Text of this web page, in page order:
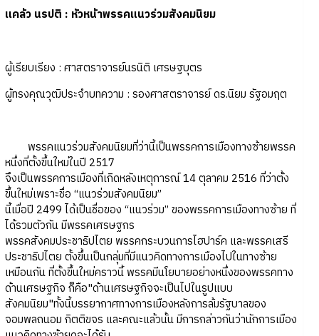
แคล้ว นรปติ : หัวหน้าพรรคแนวร่วมสังคมนิยม
ผู้เรียบเรียง : ศาสตราจารย์นรนิติ เศรษฐบุตร
ผู้ทรงคุณวุฒิประจำบทความ : รองศาสตราจารย์ ดร.นิยม รัฐอมฤต
พรรคแนวร่วมสังคมนิยมที่ว่านี้เป็นพรรคการเมืองทางซ้ายพรรค
หนึ่งที่ตั้งขึ้นใหม่ในปี 2517
จึงเป็นพรรคการเมืองที่เกิดหลังเหตุการณ์ 14 ตุลาคม 2516 ที่ว่าตั้ง
ขึ้นใหม่เพราะชื่อ “แนวร่วมสังคมนิยม”
นี้เมื่อปี 2499 ได้เป็นชื่อของ “แนวร่วม” ของพรรคการเมืองทางซ้าย ที่
ได้รวมตัวกัน มีพรรคเศรษฐกร
พรรคสังคมประชาธิปไตย พรรคกระบวนการไฮปาร์ค และพรรคเสรี
ประชาธิปไตย ตั้งขึ้นเป็นกลุ่มที่มีแนวคิดทางการเมืองไปในทางซ้าย
เหมือนกัน ที่ตั้งขึ้นใหม่คราวนี้ พรรคมีนโยบายอย่างหนึ่งของพรรคทาง
ด้านเศรษฐกิจ ก็คือ"ด้านเศรษฐกิจจะเป็นไปในรูปแบบ
สังคมนิยม"ทั้งนี้บรรยากาศทางการเมืองหลังการล้มรัฐบาลของ
จอมพลถนอม กิตติขจร และคณะแล้วนั้น มีการกล่าวกันว่านักการเมือง